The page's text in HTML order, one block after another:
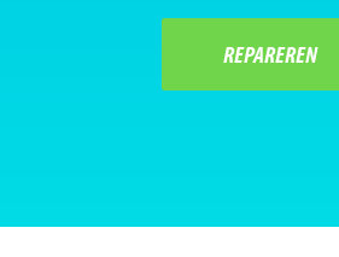
REPAREREN